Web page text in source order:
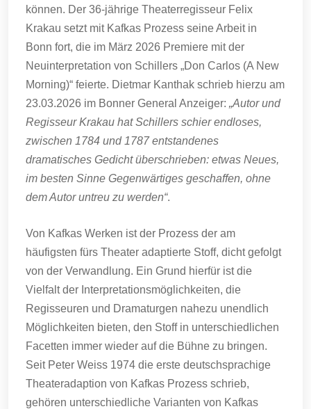
können. Der 36-jährige Theaterregisseur Felix
Krakau setzt mit Kafkas Prozess seine Arbeit in
Bonn fort, die im März 2026 Premiere mit der
Neuinterpretation von Schillers „Don Carlos (A New
Morning)“ feierte. Dietmar Kanthak schrieb hierzu am
23.03.2026 im Bonner General Anzeiger: „Autor und
Regisseur Krakau hat Schillers schier endloses,
zwischen 1784 und 1787 entstandenes
dramatisches Gedicht überschrieben: etwas Neues,
im besten Sinne Gegenwärtiges geschaffen, ohne
dem Autor untreu zu werden“.
Von Kafkas Werken ist der Prozess der am
häufigsten fürs Theater adaptierte Stoff, dicht gefolgt
von der Verwandlung. Ein Grund hierfür ist die
Vielfalt der Interpretationsmöglichkeiten, die
Regisseuren und Dramaturgen nahezu unendlich
Möglichkeiten bieten, den Stoff in unterschiedlichen
Facetten immer wieder auf die Bühne zu bringen.
Seit Peter Weiss 1974 die erste deutschsprachige
Theateradaption von Kafkas Prozess schrieb,
gehören unterschiedliche Varianten von Kafkas